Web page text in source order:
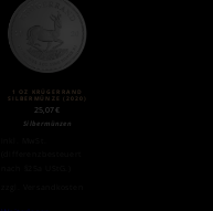
1 OZ KRÜGERRAND
SILBERMÜNZE (2020)
25,07€
Silbermünzen